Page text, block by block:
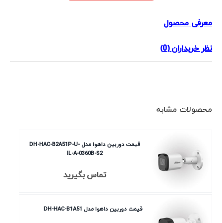
معرفی محصول
نظر خریداران (0)
محصولات مشابه
قیمت دوربین داهوا مدل DH-HAC-B2A51P-U-
IL-A-0360B-S2
تماس بگیرید
قیمت دوربین داهوا مدل DH-HAC-B1A51